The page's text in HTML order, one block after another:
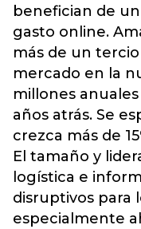
benefician de
gasto online.
más de un
mercado en la
millones
años atrás. Se
crezca más de
El tamaño y
logística e
disruptivos para
especialmente